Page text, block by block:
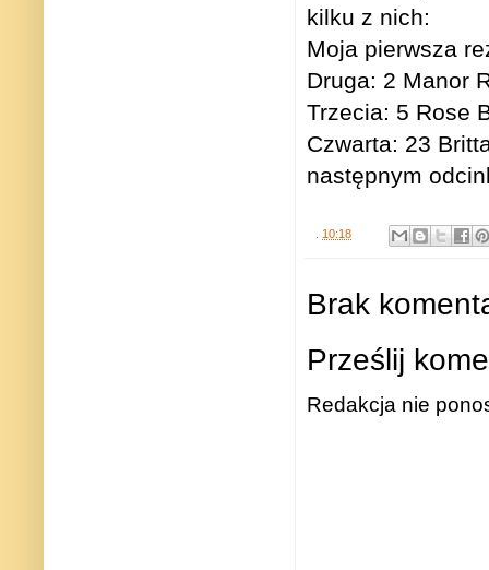
kilku z nich:
Moja pierwsza
Druga: 2 Manor
Trzecia: 5 Rose
Czwarta: 23
następnym
. 10:18
Brak
Prześlij
Redakcja nie